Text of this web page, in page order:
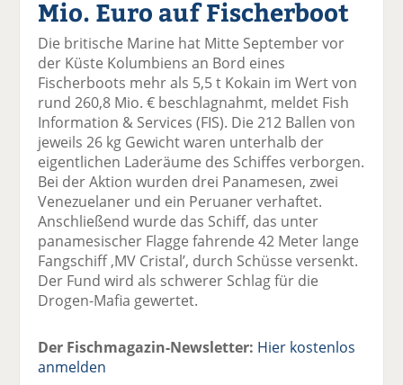
el
a
uf
F
ac
e
b
o
o
k
te
il
e
n
el
t
wi
er
n
el
a
uf
n
k
e
di
n
te
il
e
n
el
p
er
m
ai
l
er
se
e
n
el
D
e
n
Mio. Euro auf Fischerboot
Die britische Marine hat Mitte September vor
der Küste Kolumbiens an Bord eines
Fischerboots mehr als 5,5 t Kokain im Wert von
rund 260,8 Mio. € beschlagnahmt, meldet Fish
Information & Services (FIS). Die 212 Ballen von
jeweils 26 kg Gewicht waren unterhalb der
eigentlichen Laderäume des Schiffes verborgen.
Bei der Aktion wurden drei Panamesen, zwei
Venezuelaner und ein Peruaner verhaftet.
Anschließend wurde das Schiff, das unter
panamesischer Flagge fahrende 42 Meter lange
Fangschiff ‚MV Cristal’, durch Schüsse versenkt.
Der Fund wird als schwerer Schlag für die
Drogen-Mafia gewertet.
Der Fischmagazin-Newsletter: Hier kostenlos
anmelden